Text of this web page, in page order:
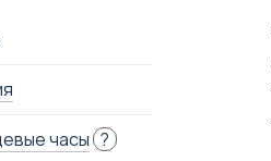
часы ?